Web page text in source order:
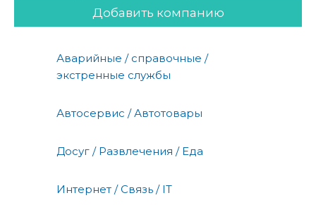
Добавить компанию
Аварийные / справочные /
экстренные службы
Автосервис / Автотовары
Досуг / Развлечения / Еда
Интернет / Связь / IT